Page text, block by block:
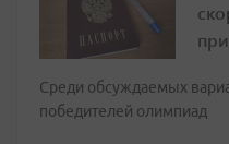
Среди обсуждаемых
победителей олимпиад